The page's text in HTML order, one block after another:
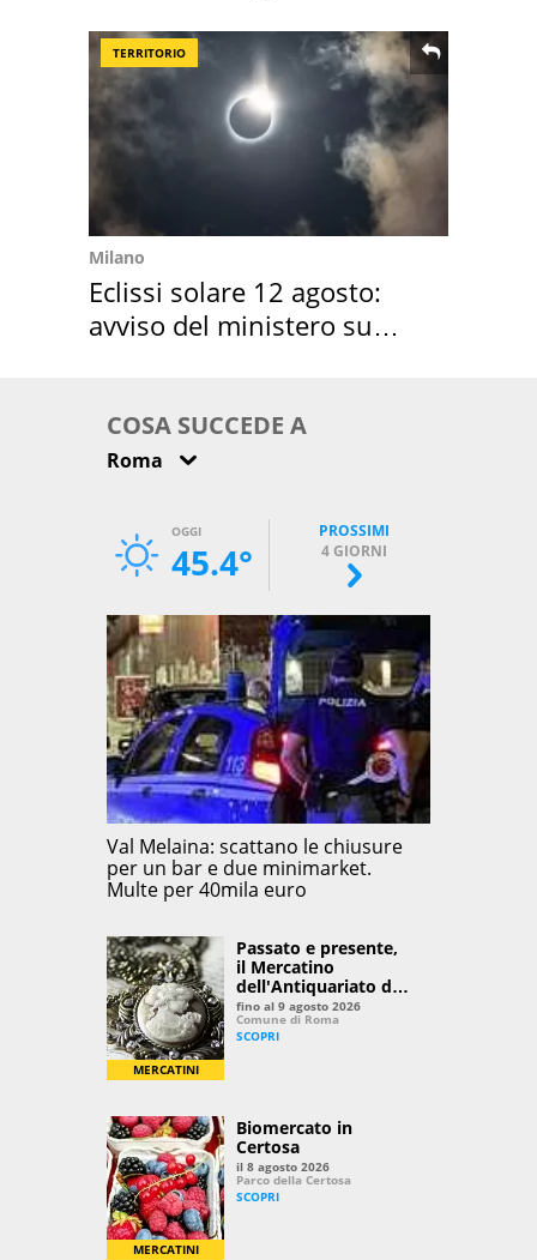
TERRITORIO
Milano
Eclissi solare 12 agosto:
avviso del ministero su